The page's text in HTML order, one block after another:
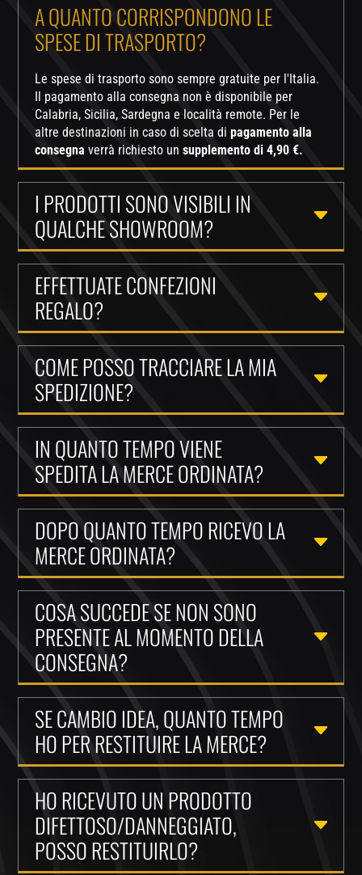
A QUANTO CORRISPONDONO LE
SPESE DI TRASPORTO?
Le spese di trasporto sono sempre gratuite per l'Italia.
Il pagamento alla consegna non è disponibile per
Calabria, Sicilia, Sardegna e località remote. Per le
altre destinazioni in caso di scelta dipagamento alla
consegna verrà richiesto unsupplemento di 4,90 €.
I PRODOTTI SONO VISIBILI IN
QUALCHE SHOWROOM?
EFFETTUATE CONFEZIONI
REGALO?
COME POSSO TRACCIARE LA MIA
SPEDIZIONE?
IN QUANTO TEMPO VIENE
SPEDITA LA MERCE ORDINATA?
DOPO QUANTO TEMPO RICEVO LA
MERCE ORDINATA?
COSA SUCCEDE SE NON SONO
PRESENTE AL MOMENTO DELLA
CONSEGNA?
SE CAMBIO IDEA, QUANTO TEMPO
HO PER RESTITUIRE LA MERCE?
HO RICEVUTO UN PRODOTTO
DIFETTOSO/DANNEGGIATO,
POSSO RESTITUIRLO?